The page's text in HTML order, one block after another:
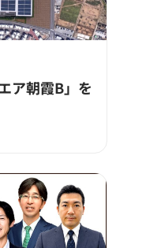
ア朝霞B」を